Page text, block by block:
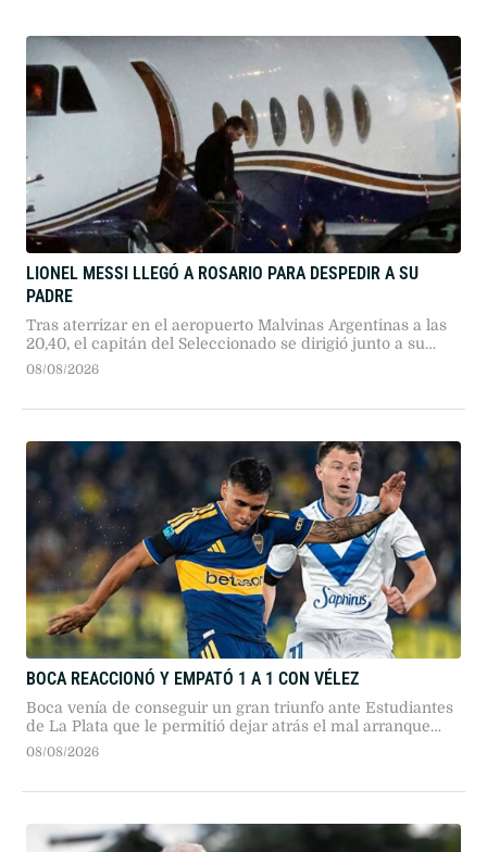
LIONEL MESSI LLEGÓ A ROSARIO PARA DESPEDIR A SU
PADRE
Tras aterrizar en el aeropuerto Malvinas Argentinas a las
20,40, el capitán del Seleccionado se dirigió junto a su
familia hasta el lugar donde están los restos de su padre.
08/08/2026
BOCA REACCIONÓ Y EMPATÓ 1 A 1 CON VÉLEZ
Boca venía de conseguir un gran triunfo ante Estudiantes
de La Plata que le permitió dejar atrás el mal arranque
que había tenido en este Torneo Clausura
08/08/2026